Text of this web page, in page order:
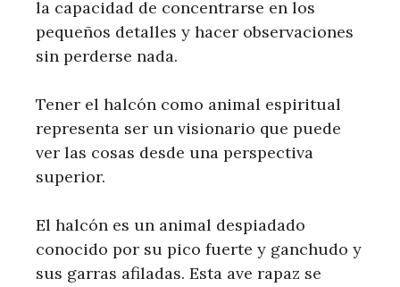
la capacidad de concentrarse en los
pequeños detalles y hacer observaciones
sin perderse nada.
Tener el halcón como animal espiritual
representa ser un visionario que puede
ver las cosas desde una perspectiva
superior.
El halcón es un animal despiadado
conocido por su pico fuerte y ganchudo y
sus garras afiladas. Esta ave rapaz se